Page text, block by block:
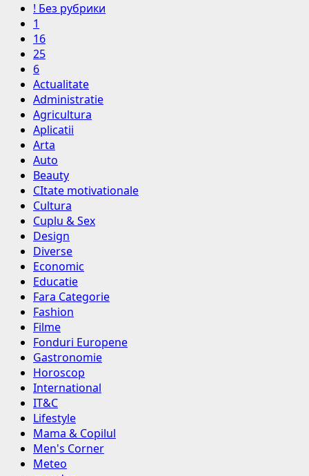
! Без рубрики
1
16
25
6
Actualitate
Administratie
Agricultura
Aplicatii
Arta
Auto
Beauty
CItate motivationale
Cultura
Cuplu & Sex
Design
Diverse
Economic
Educatie
Fara Categorie
Fashion
Filme
Fonduri Europene
Gastronomie
Horoscop
International
IT&C
Lifestyle
Mama & Copilul
Men's Corner
Meteo